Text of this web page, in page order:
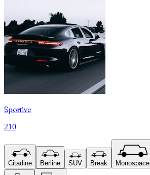
Sportive
210
Citadine Berline SUV Break Monospace